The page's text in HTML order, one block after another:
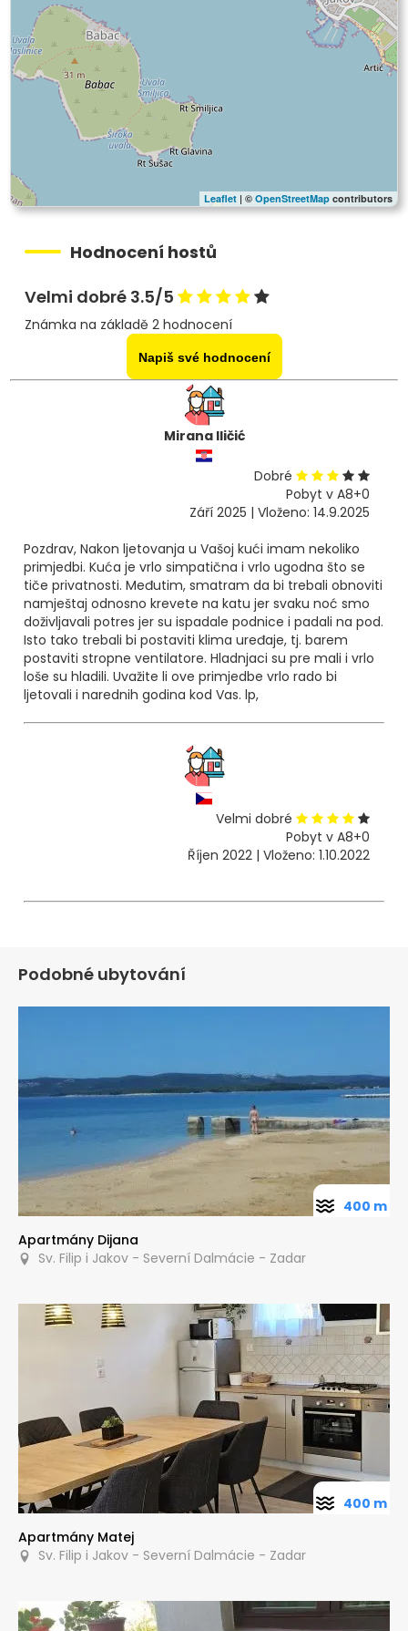
Leaflet | ©OpenStreetMap contributors
Hodnocení hostů
Velmi dobré 3.5/5
Známka na základě 2 hodnocení
Napiš své hodnocení
Mirana Iličić
Dobré
Pobyt v A8+0
Září 2025 | Vloženo: 14.9.2025
Pozdrav, Nakon ljetovanja u Vašoj kući imam nekoliko
primjedbi. Kuća je vrlo simpatična i vrlo ugodna što se
tiče privatnosti. Međutim, smatram da bi trebali obnoviti
namještaj odnosno krevete na katu jer svaku noć smo
doživljavali potres jer su ispadale podnice i padali na pod.
Isto tako trebali bi postaviti klima uređaje, tj. barem
postaviti stropne ventilatore. Hladnjaci su pre mali i vrlo
loše su hladili. Uvažite li ove primjedbe vrlo rado bi
ljetovali i narednih godina kod Vas. lp,
Velmi dobré
Pobyt v A8+0
Říjen 2022 | Vloženo: 1.10.2022
Podobné ubytování
Apartmány Dijana
Sv. Filip i Jakov - Severní Dalmácie - Zadar
400 m
Apartmány Matej
Sv. Filip i Jakov - Severní Dalmácie - Zadar
400 m